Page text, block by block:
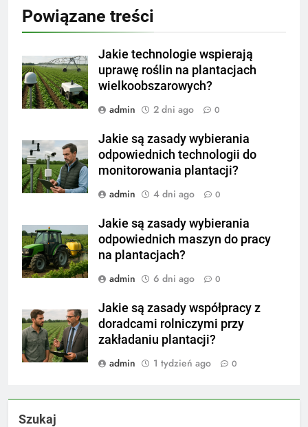
Powiązane treści
Jakie technologie wspierają
uprawę roślin na plantacjach
wielkoobszarowych?
admin
2 dni ago 0
Jakie są zasady wybierania
odpowiednich technologii do
monitorowania plantacji?
admin
4 dni ago 0
Jakie są zasady wybierania
odpowiednich maszyn do pracy
na plantacjach?
admin
6 dni ago 0
Jakie są zasady współpracy z
doradcami rolniczymi przy
zakładaniu plantacji?
admin
1 tydzień ago 0
Szukaj